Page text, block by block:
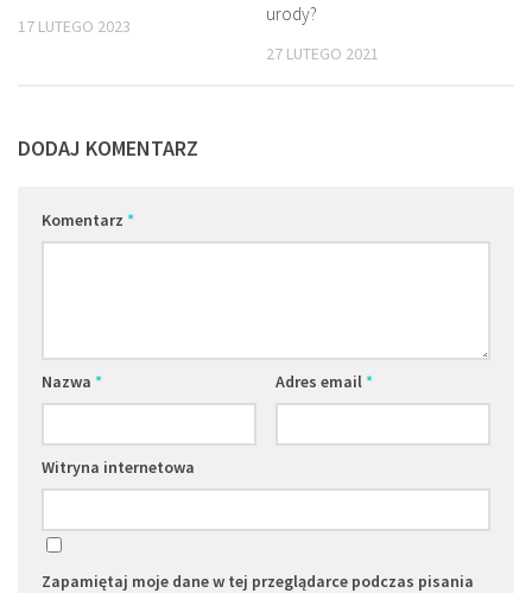
17 LUTEGO 2023
urody?
27 LUTEGO 2021
DODAJ KOMENTARZ
Komentarz *
Nazwa * Adres email*
Witryna internetowa
Zapamiętaj moje dane w tej przeglądarce podczas pisania